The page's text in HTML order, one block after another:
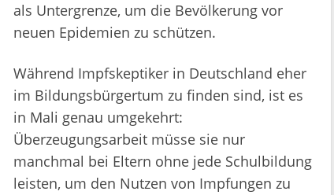
als Untergrenze, um die Bevölkerung vor
neuen Epidemien zu schützen.
Während Impfskeptiker in Deutschland eher
im Bildungsbürgertum zu finden sind, ist es
in Mali genau umgekehrt:
Überzeugungsarbeit müsse sie nur
manchmal bei Eltern ohne jede Schulbildung
leisten, um den Nutzen von Impfungen zu